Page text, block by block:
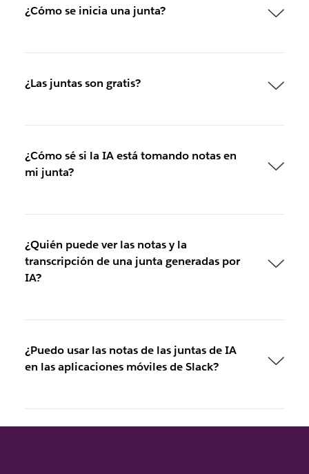
¿Cómo se inicia una junta?
¿Las juntas son gratis?
¿Cómo sé si la IA está tomando notas en
mi junta?
¿Quién puede ver las notas y la
transcripción de una junta generadas por
IA?
¿Puedo usar las notas de las juntas de IA
en las aplicaciones móviles de Slack?